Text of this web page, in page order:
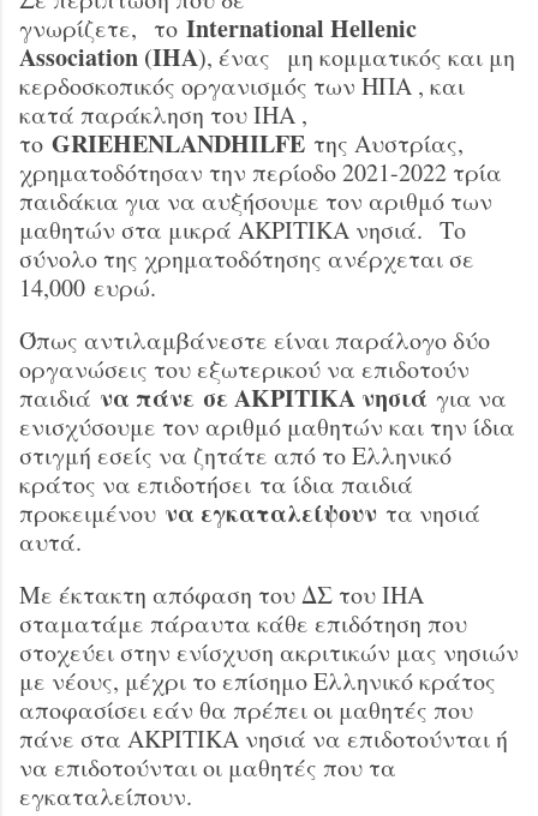
γνωρίζετε, το International Hellenic
Association (ΙΗΑ), ένας μη κομματικός και μη
κερδοσκοπικός οργανισμός των ΗΠΑ , και
κατά παράκληση του ΙΗΑ ,
το GRIEHENLANDHILFE της Αυστρίας,
χρηματοδότησαν την περίοδο 2021-2022 τρία
παιδάκια για να αυξήσουμε τον αριθμό των
μαθητών στα μικρά ΑΚΡΙΤΙΚΑ νησιά. Το
σύνολο της χρηματοδότησης ανέρχεται σε
14,000 ευρώ.
Όπως αντιλαμβάνεστε είναι παράλογο δύο
οργανώσεις του εξωτερικού να επιδοτούν
παιδιά να πάνε σε ΑΚΡΙΤΙΚΑ νησιά για να
ενισχύσουμε τον αριθμό μαθητών και την ίδια
στιγμή εσείς να ζητάτε από το Ελληνικό
κράτος να επιδοτήσει τα ίδια παιδιά
προκειμένου να εγκαταλείψουν τα νησιά
αυτά.
Με έκτακτη απόφαση του ΔΣ του ΙΗΑ
σταματάμε πάραυτα κάθε επιδότηση που
στοχεύει στην ενίσχυση ακριτικών μας νησιών
με νέους, μέχρι το επίσημο Ελληνικό κράτος
αποφασίσει εάν θα πρέπει οι μαθητές που
πάνε στα ΑΚΡΙΤΙΚΑ νησιά να επιδοτούνται ή
να επιδοτούνται οι μαθητές που τα
εγκαταλείπουν.